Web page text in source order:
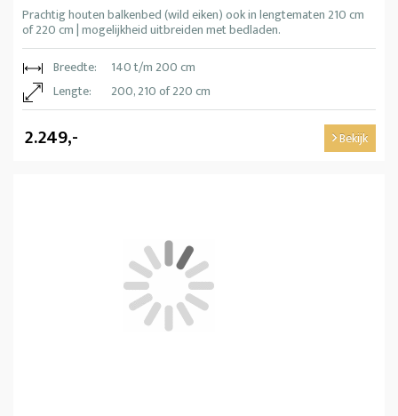
Prachtig houten balkenbed (wild eiken) ook in lengtematen 210 cm
of 220 cm | mogelijkheid uitbreiden met bedladen.
Breedte:
140 t/m 200 cm
Lengte:
200, 210 of 220 cm
2.249,- Bekijk